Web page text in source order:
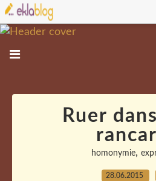
Ruer
homonymie,
28.06.2015